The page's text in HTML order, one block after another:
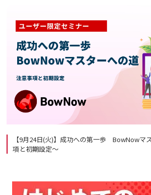
【9月24日(火)】成功への第一歩 BowNow
項と初期設定～